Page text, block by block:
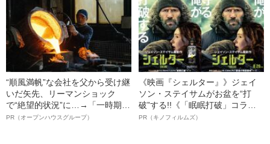
“順風満帆”な会社を父から受け継
いだ矢先、リーマンショック
で“絶望的状況”に…→「一時期は
納品3年待ち」のヒット商品を生
PR（オープンハウスグループ）
《映画『シェルター』》ジェイ
ソン・ステイサムがお盆を“打
破”する!!《「眠眠打破」コラ
ボ》
PR（キノフィルムズ）